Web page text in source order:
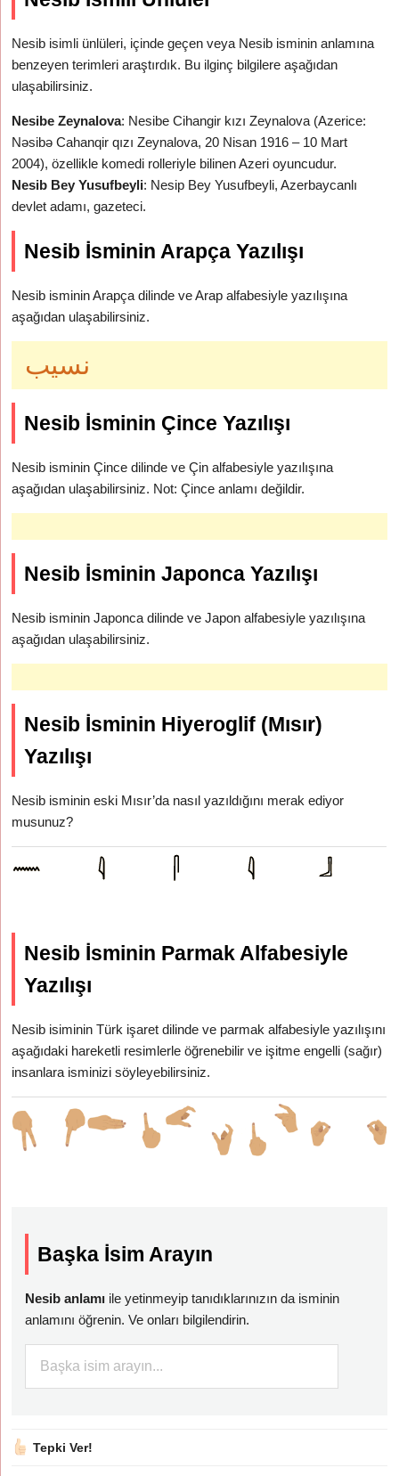
Nesib isimli ünlüleri, içinde geçen veya Nesib isminin anlamına
benzeyen terimleri araştırdık. Bu ilginç bilgilere aşağıdan
ulaşabilirsiniz.
Nesibe Zeynalova: Nesibe Cihangir kızı Zeynalova (Azerice:
Nəsibə Cahanqir qızı Zeynalova, 20 Nisan 1916 – 10 Mart
2004), özellikle komedi rolleriyle bilinen Azeri oyuncudur.
Nesib Bey Yusufbeyli: Nesip Bey Yusufbeyli, Azerbaycanlı
devlet adamı, gazeteci.
Nesib İsminin Arapça Yazılışı
Nesib isminin Arapça dilinde ve Arap alfabesiyle yazılışına
aşağıdan ulaşabilirsiniz.
نسيب
Nesib İsminin Çince Yazılışı
Nesib isminin Çince dilinde ve Çin alfabesiyle yazılışına
aşağıdan ulaşabilirsiniz. Not: Çince anlamı değildir.
Nesib İsminin Japonca Yazılışı
Nesib isminin Japonca dilinde ve Japon alfabesiyle yazılışına
aşağıdan ulaşabilirsiniz.
Nesib İsminin Hiyeroglif (Mısır)
Yazılışı
Nesib isminin eski Mısır’da nasıl yazıldığını merak ediyor
musunuz?
Nesib İsminin Parmak Alfabesiyle
Yazılışı
Nesib isiminin Türk işaret dilinde ve parmak alfabesiyle yazılışını
aşağıdaki hareketli resimlerle öğrenebilir ve işitme engelli (sağır)
insanlara isminizi söyleyebilirsiniz.
Başka İsim Arayın
Nesib anlamı ile yetinmeyip tanıdıklarınızın da isminin
anlamını öğrenin. Ve onları bilgilendirin.
Tepki Ver!